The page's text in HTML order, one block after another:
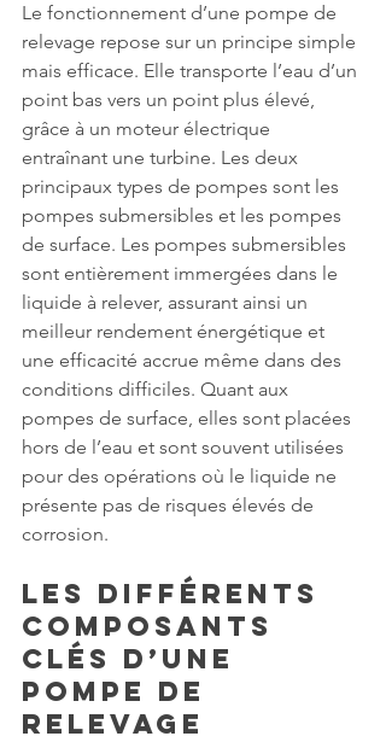
Le fonctionnement d’une pompe de
relevage repose sur un principe simple
mais efficace. Elle transporte l’eau d’un
point bas vers un point plus élevé,
grâce à un moteur électrique
entraînant une turbine. Les deux
principaux types de pompes sont les
pompes submersibles et les pompes
de surface. Les pompes submersibles
sont entièrement immergées dans le
liquide à relever, assurant ainsi un
meilleur rendement énergétique et
une efficacité accrue même dans des
conditions difficiles. Quant aux
pompes de surface, elles sont placées
hors de l’eau et sont souvent utilisées
pour des opérations où le liquide ne
présente pas de risques élevés de
corrosion.
Les Différents
Composants
Clés d’une
Pompe de
Relevage